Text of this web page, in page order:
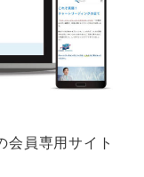
会員専用サイト